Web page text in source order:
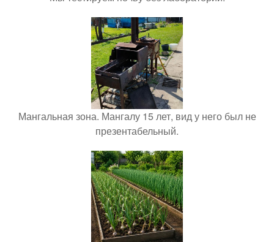
Мангальная зона. Мангалу 15 лет, вид у него был не
презентабельный.